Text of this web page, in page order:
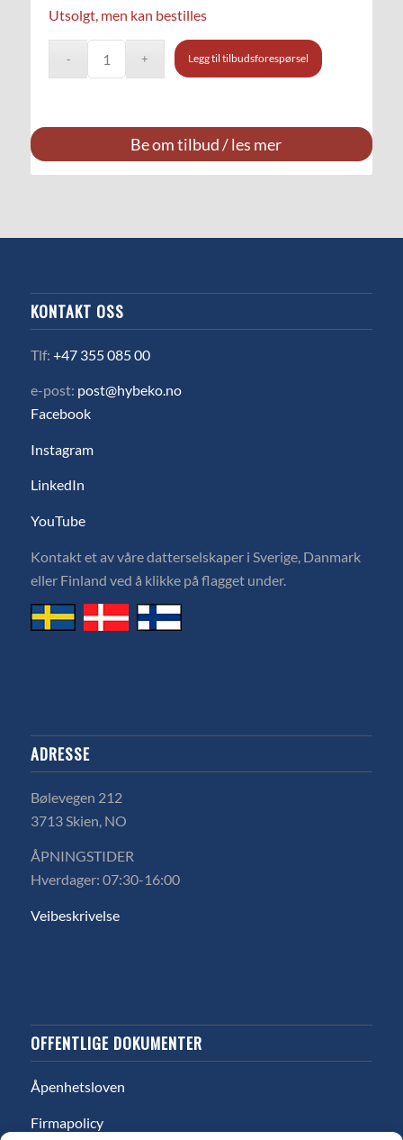
Utsolgt, men kan bestilles
Legg til tilbudsforespørsel
Be om tilbud / les mer
KONTAKT OSS
Tlf: +47 355 085 00
e-post: post@hybeko.no
Facebook
Instagram
LinkedIn
YouTube
Kontakt et av våre datterselskaper i Sverige, Danmark
eller Finland ved å klikke på flagget under.
ADRESSE
Bølevegen 212
3713 Skien, NO
ÅPNINGSTIDER
Hverdager: 07:30-16:00
Veibeskrivelse
OFFENTLIGE DOKUMENTER
Åpenhetsloven
Firmapolicy